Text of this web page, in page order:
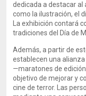
dedicada a destacar al
como la ilustración, el
La exhibición contará
tradiciones del Día de
Además, a partir de
establecen una alianza
—maratones de
objetivo de mejorar y
cine de terror. Las